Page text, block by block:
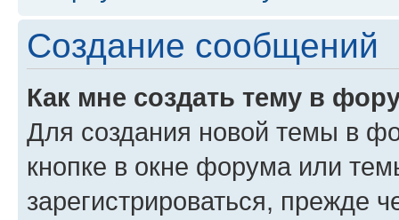
Создание сообщений
Как мне создать тему в
Для создания новой темы в
кнопке в окне форума или
зарегистрироваться, прежде